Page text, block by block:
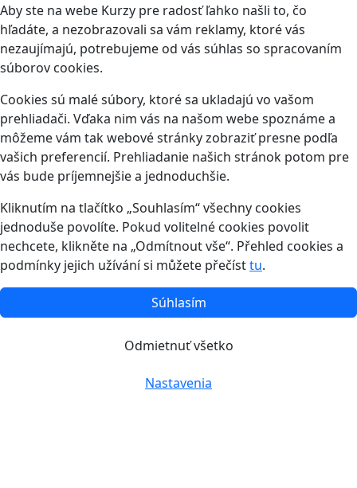
Aby ste na webe Kurzy pre radosť ľahko našli to, čo
hľadáte, a nezobrazovali sa vám reklamy, ktoré vás
nezaujímajú, potrebujeme od vás súhlas so spracovaním
súborov cookies.
Cookies sú malé súbory, ktoré sa ukladajú vo vašom
prehliadači. Vďaka nim vás na našom webe spoznáme a
môžeme vám tak webové stránky zobraziť presne podľa
vašich preferencií. Prehliadanie našich stránok potom pre
vás bude príjemnejšie a jednoduchšie.
Kliknutím na tlačítko „Souhlasím“ všechny cookies
jednoduše povolíte. Pokud volitelné cookies povolit
nechcete, klikněte na „Odmítnout vše“. Přehled cookies a
podmínky jejich užívání si můžete přečísttu.
Súhlasím
Odmietnuť všetko
Nastavenia